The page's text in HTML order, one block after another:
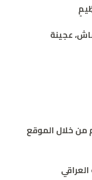
عجينة
من خلال الموقع